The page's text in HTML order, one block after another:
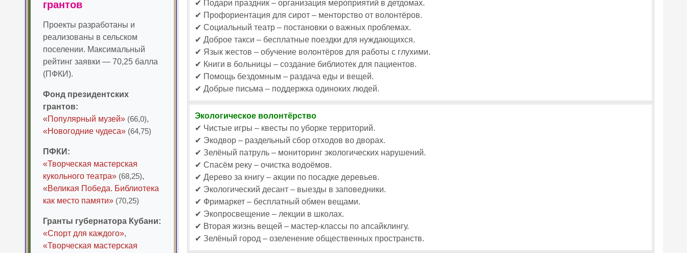
грантов
Проекты разработаны и
реализованы в сельском
поселении. Максимальный
рейтинг заявки — 70,25 балла
(ПФКИ).
Фонд президентских
грантов:
«Популярный музей» (66,0),
«Новогодние чудеса» (64,75)
ПФКИ:
«Творческая мастерская
кукольного театра» (68,25),
«Великая Победа. Библиотека
как место памяти» (70,25)
Гранты губернатора Кубани:
«Спорт для каждого»,
«Творческая мастерская
✔ Подари праздник – организация мероприятий в детдомах.
✔ Профориентация для сирот – менторство от волонтёров.
✔ Социальный театр – постановки о важных проблемах.
✔ Доброе такси – бесплатные поездки для нуждающихся.
✔ Язык жестов – обучение волонтёров для работы с глухими.
✔ Книги в больницы – создание библиотек для пациентов.
✔ Помощь бездомным – раздача еды и вещей.
✔ Добрые письма – поддержка одиноких людей.
Экологическое волонтёрство
✔ Чистые игры – квесты по уборке территорий.
✔ Экодвор – раздельный сбор отходов во дворах.
✔ Зелёный патруль – мониторинг экологических нарушений.
✔ Спасём реку – очистка водоёмов.
✔ Дерево за книгу – акции по посадке деревьев.
✔ Экологический десант – выезды в заповедники.
✔ Фримаркет – бесплатный обмен вещами.
✔ Экопросвещение – лекции в школах.
✔ Вторая жизнь вещей – мастер-классы по апсайклингу.
✔ Зелёный город – озеленение общественных пространств.